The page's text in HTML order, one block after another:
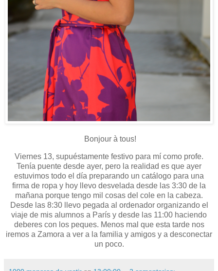
Bonjour à tous!
Viernes 13, supuéstamente festivo para mí como profe.
Tenía puente desde ayer, pero la realidad es que ayer
estuvimos todo el día preparando un catálogo para una
firma de ropa y hoy llevo desvelada desde las 3:30 de la
mañana porque tengo mil cosas del cole en la cabeza.
Desde las 8:30 llevo pegada al ordenador organizando el
viaje de mis alumnos a París y desde las 11:00 haciendo
deberes con los peques. Menos mal que esta tarde nos
iremos a Zamora a ver a la familia y amigos y a desconectar
un poco.